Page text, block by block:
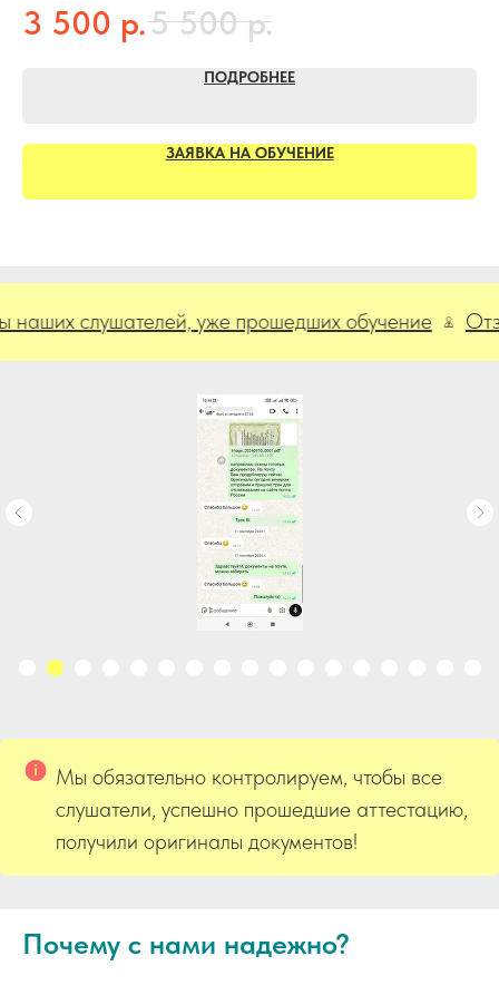
3 500 р.5 500 р.
ПОДРОБНЕЕ
ЗАЯВКА НА ОБУЧЕНИЕ
слушателей, уже прошедших обучение Отзывы
Мы обязательно контролируем, чтобы все
слушатели, успешно прошедшие аттестацию,
получили оригиналы документов!
Почему с нами надежно?